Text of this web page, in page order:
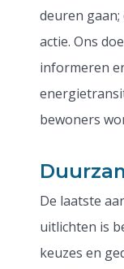
deuren
actie. Ons
informeren
bewoners
De laatste
uitlichten is
keuzes en